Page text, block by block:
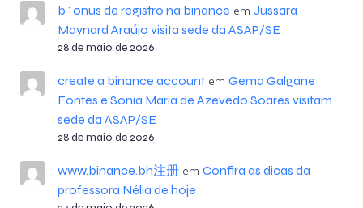
b^onus de registro na binance em Jussara
Maynard Araújo visita sede da ASAP/SE
28 de maio de 2026
create a binance accountem Gema Galgane
Fontes e Sonia Maria de Azevedo Soares visitam
sede da ASAP/SE
28 de maio de 2026
www.binance.bh注册em Confira as dicas da
professora Nélia de hoje